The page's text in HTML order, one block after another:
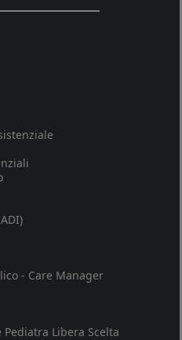
- Care Manager
Libera Scelta